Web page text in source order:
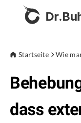
Produkte
BuhoCleaner
Store
Startseite Wie
dass